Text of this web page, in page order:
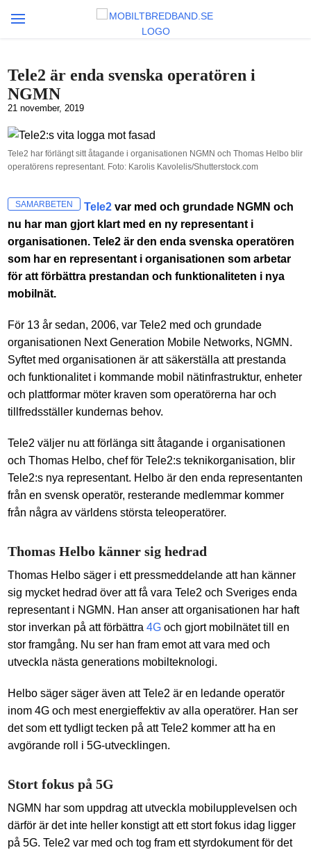
Tele2 är enda svenska operatören i
NGMN
21 november, 2019
Tele2 har förlängt sitt åtagande i organisationen NGMN och Thomas Helbo blir
operatörens representant. Foto: Karolis Kavolelis/Shutterstock.com
SAMARBETEN Tele2 var med och grundade NGMN och
nu har man gjort klart med en ny representant i
organisationen. Tele2 är den enda svenska operatören
som har en representant i organisationen som arbetar
för att förbättra prestandan och funktionaliteten i nya
mobilnät.
För 13 år sedan, 2006, var Tele2 med och grundade
organisationen Next Generation Mobile Networks, NGMN.
Syftet med organisationen är att säkerställa att prestanda
och funktionalitet i kommande mobil nätinfrastruktur, enheter
och plattformar möter kraven som operatörerna har och
tillfredsställer kundernas behov.
Tele2 väljer nu att förlänga sitt åtagande i organisationen
och Thomas Helbo, chef för Tele2:s teknikorganisation, blir
Tele2:s nya representant. Helbo är den enda representanten
från en svensk operatör, resterande medlemmar kommer
från några av världens största teleoperatörer.
Thomas Helbo känner sig hedrad
Thomas Helbo säger i ett pressmeddelande att han känner
sig mycket hedrad över att få vara Tele2 och Sveriges enda
representant i NGMN. Han anser att organisationen har haft
stor inverkan på att förbättra4G och gjort mobilnätet till en
stor framgång. Nu ser han fram emot att vara med och
utveckla nästa generations mobilteknologi.
Helbo säger säger även att Tele2 är en ledande operatör
inom 4G och mest energieffektiv av alla operatörer. Han ser
det som ett tydligt tecken på att Tele2 kommer att ha en
avgörande roll i 5G-utvecklingen.
Stort fokus på 5G
NGMN har som uppdrag att utveckla mobilupplevelsen och
därför är det inte heller konstigt att ett stort fokus idag ligger
på 5G. Tele2 var med och tog fram ett styrdokument för det